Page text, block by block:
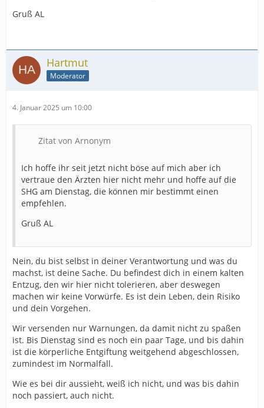
Gruß AL
Hartmut
Moderator
4. Januar 2025 um 10:00
Zitat von Arnonym
Ich hoffe ihr seit jetzt nicht böse auf mich aber ich
vertraue den Ärzten hier nicht mehr und hoffe auf die
SHG am Dienstag, die können mir bestimmt einen
empfehlen.
Gruß AL
Nein, du bist selbst in deiner Verantwortung und was du
machst, ist deine Sache. Du befindest dich in einem kalten
Entzug, den wir hier nicht tolerieren, aber deswegen
machen wir keine Vorwürfe. Es ist dein Leben, dein Risiko
und dein Vorgehen.
Wir versenden nur Warnungen, da damit nicht zu spaßen
ist. Bis Dienstag sind es noch ein paar Tage, und bis dahin
ist die körperliche Entgiftung weitgehend abgeschlossen,
zumindest im Normalfall.
Wie es bei dir aussieht, weiß ich nicht, und was bis dahin
noch passiert, auch nicht.